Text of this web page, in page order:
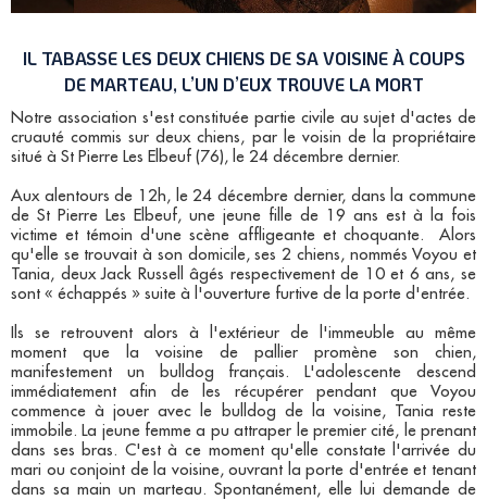
IL TABASSE LES DEUX CHIENS DE SA VOISINE À COUPS
DE MARTEAU, L’UN D’EUX TROUVE LA MORT
Notre association s'est constituée partie civile au sujet d'actes de
cruauté commis sur deux chiens, par le voisin de la propriétaire
situé à St Pierre Les Elbeuf (76), le 24 décembre dernier.
Aux alentours de 12h, le 24 décembre dernier, dans la commune
de St Pierre Les Elbeuf, une jeune fille de 19 ans est à la fois
victime et témoin d'une scène affligeante et choquante. Alors
qu'elle se trouvait à son domicile, ses 2 chiens, nommés Voyou et
Tania, deux Jack Russell âgés respectivement de 10 et 6 ans, se
sont « échappés » suite à l'ouverture furtive de la porte d'entrée.
Ils se retrouvent alors à l'extérieur de l'immeuble au même
moment que la voisine de pallier promène son chien,
manifestement un bulldog français. L'adolescente descend
immédiatement afin de les récupérer pendant que Voyou
commence à jouer avec le bulldog de la voisine, Tania reste
immobile. La jeune femme a pu attraper le premier cité, le prenant
dans ses bras. C'est à ce moment qu'elle constate l'arrivée du
mari ou conjoint de la voisine, ouvrant la porte d'entrée et tenant
dans sa main un marteau. Spontanément, elle lui demande de